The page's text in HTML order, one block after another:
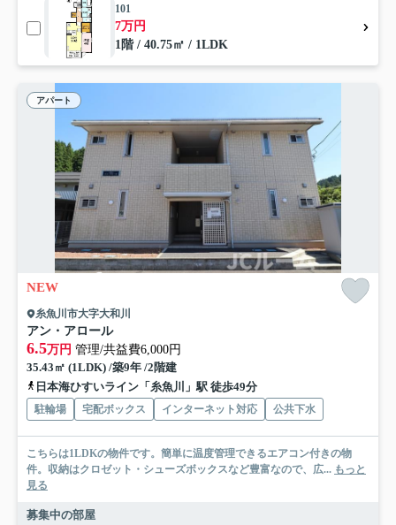
101
7万円
1階 / 40.75㎡ / 1LDK
アパート
NEW
糸魚川市大字大和川
アン・アロール
6.5万円 管理/共益費6,000円
35.43㎡ (1LDK) /築9年 /2階建
日本海ひすいライン「糸魚川」駅 徒歩49分
駐輪場 宅配ボックス インターネット対応 公共下水
こちらは1LDKの物件です。簡単に温度管理できるエアコン付きの物
件。収納はクロゼット・シューズボックスなど豊富なので、広... もっと
見る
募集中の部屋